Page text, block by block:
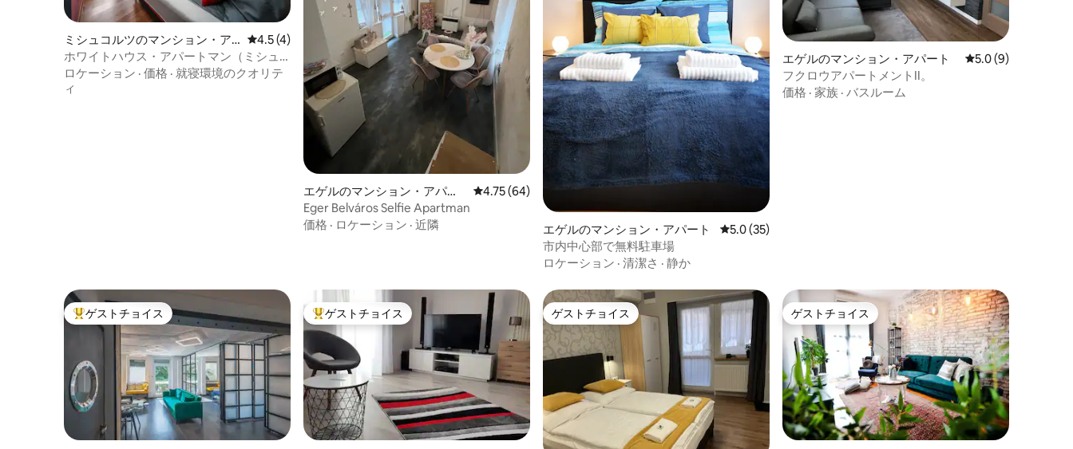
ミシュコルツのマンション・ア
パート
レビュー4件、5つ星中4.5つ星の平均評価
4.5 (4)
ホワイトハウス・アパートマン（ミシュ
コルツ） レッドルーム
ロケーション · 価格 · 就寝環境のクオリテ
ィ
エゲルのマンション・アパー
ト
レビュー64件、5つ星中4.75つ星の平均評価
4.75 (64)
Eger Belváros Selfie Apartman
価格 · ロケーション · 近隣 エゲルのマンション・アパート レビュー35件、5つ星中5.0つ星の平均評価
5.0 (35)
市内中心部で無料駐車場
ロケーション · 清潔さ · 静か
エゲルのマンション・アパート レビュー9件、5つ
5.0 (9)
フクロウアパートメントII。
価格 · 家族 · バスルーム
大好評のゲストチョイスです。
ゲストチョイス 大好評のゲストチョイスです。
ゲストチョイス ゲストチョイス
ゲストチョイス ゲストチョイス
ゲストチョイス